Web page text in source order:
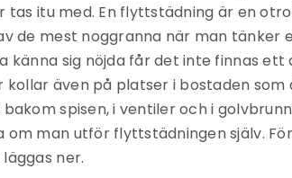
tas itu med. En flyttstädning är en
de mest noggranna när man tänker
känna sig nöjda får det inte finnas ett
kollar även på platser i bostaden som
spisen, i ventiler och i
om man utför flyttstädningen själv.
ner.